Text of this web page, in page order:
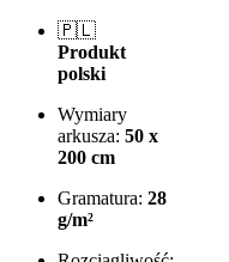
🇵🇱
Produkt
polski
Wymiary
arkusza: 50 x
200 cm
Gramatura: 28
g/m²